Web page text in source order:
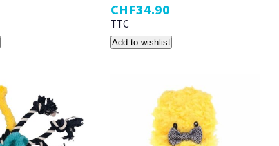
CHF34.90
TTC
Add to wishlist